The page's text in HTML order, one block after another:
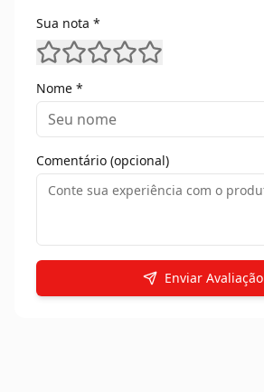
Sua nota *
Nome *
Comentário (opcional)
Enviar Avaliação